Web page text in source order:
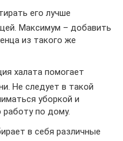
его лучше
Максимум – добавить
из такого же
халата помогает
Не следует в такой
уборкой и
работу по дому.
в себя различные